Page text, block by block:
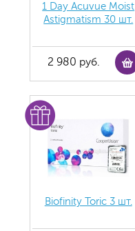
1 Day Acuvue Moist
Аstigmatism 30 шт.
2 980 руб.
Biofinity Toric 3 шт.